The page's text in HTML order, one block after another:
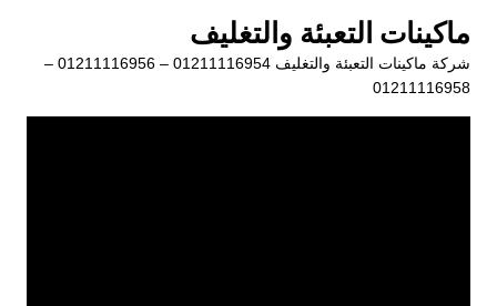
المحتوى
ماكينات التعبئة والتغليف
شركة ماكينات التعبئة والتغليف 01211116954 – 01211116956 –
01211116958